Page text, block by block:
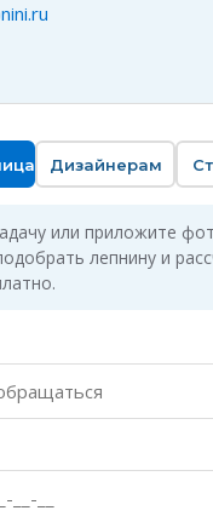
Дизайнерам
или приложите
лепнину и